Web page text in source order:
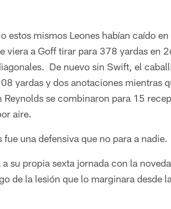
estos mismos Leones habían caído
viera a Goff tirar para 378 yardas en
De nuevo sin Swift, el
yardas y dos anotaciones mientras
se combinaron para 15
aire.
una defensiva que no para a nadie.
su propia sexta jornada con la
de la lesión que lo marginara desde